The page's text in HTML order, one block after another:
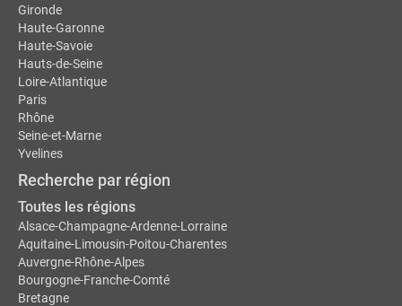
Gironde
Haute-Garonne
Haute-Savoie
Hauts-de-Seine
Loire-Atlantique
Paris
Rhône
Seine-et-Marne
Yvelines
Recherche par région
Toutes les régions
Alsace-Champagne-Ardenne-Lorraine
Aquitaine-Limousin-Poitou-Charentes
Auvergne-Rhône-Alpes
Bourgogne-Franche-Comté
Bretagne